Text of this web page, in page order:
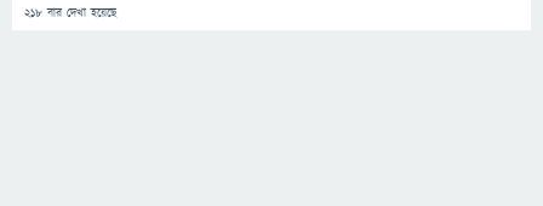
218 বার দেখা হয়েছে